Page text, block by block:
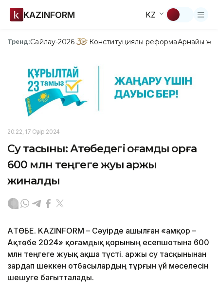
KAZINFORM KZ
Тренд:Сайлау-2026 Конституциялық реформаАрнайы
20:22, 17 Сәуір 2024
Су тасқыны: Ақтөбедегі қоғамдық қорға
600 млн теңгеге жуық қаржы
жиналды
АҚТӨБЕ. KAZINFORM – Сәуірде ашылған «Қамқор –
Ақтөбе 2024» қоғамдық қорының есепшотына 600
млн теңгеге жуық ақша түсті. Қаржы су тасқынынан
зардап шеккен отбасылардың тұрғын үй мәселесін
шешуге бағытталады.